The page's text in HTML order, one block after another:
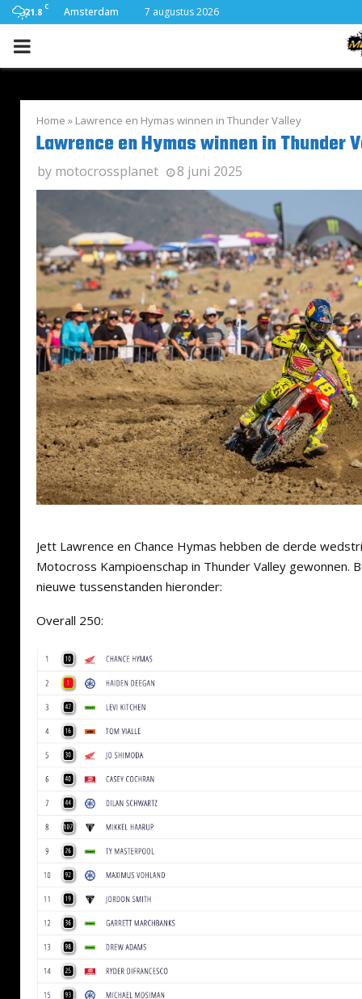
21.8 C Amsterdam 7 augustus 2026
PRIMARY
Home » Lawrence en Hymas winnen in Thunder Valley
Lawrence en Hymas winnen in Thunder
by motocrossplanet 8 juni 2025
Jett Lawrence en Chance Hymas hebben de derde
Motocross Kampioenschap in Thunder Valley gewonnen.
nieuwe tussenstanden hieronder:
Overall 250: